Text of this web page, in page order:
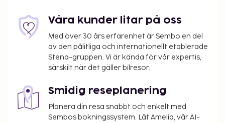
Våra kunder litar på oss
Med över 30 års erfarenhet är Sembo en del
av den pålitliga och internationellt etablerade
Stena-gruppen. Vi är kända för vår expertis,
särskilt när det gäller bilresor.
Smidig reseplanering
Planera din resa snabbt och enkelt med
Sembos bokningssystem. Låt Amelia, vår AI-